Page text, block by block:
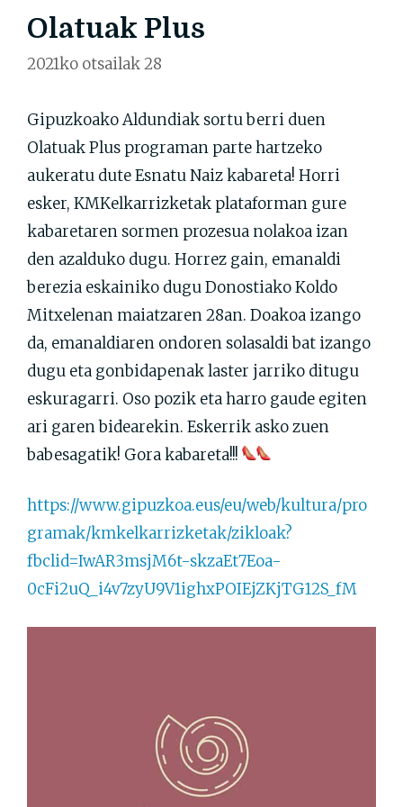
Olatuak Plus
2021ko otsailak 28
Gipuzkoako Aldundiak sortu berri duen
Olatuak Plus programan parte hartzeko
aukeratu dute Esnatu Naiz kabareta! Horri
esker, KMKelkarrizketak plataforman gure
kabaretaren sormen prozesua nolakoa izan
den azalduko dugu. Horrez gain, emanaldi
berezia eskainiko dugu Donostiako Koldo
Mitxelenan maiatzaren 28an. Doakoa izango
da, emanaldiaren ondoren solasaldi bat izango
dugu eta gonbidapenak laster jarriko ditugu
eskuragarri. Oso pozik eta harro gaude egiten
ari garen bidearekin. Eskerrik asko zuen
babesagatik! Gora kabareta!!!
https://www.gipuzkoa.eus/eu/web/kultura/pro
gramak/kmkelkarrizketak/zikloak?
fbclid=IwAR3msjM6t-skzaEt7Eoa-
0cFi2uQ_i4v7zyU9V1ighxPOIEjZKjTG12S_fM